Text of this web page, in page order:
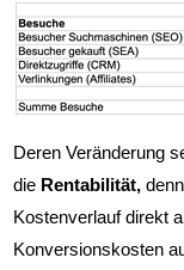
Deren Veränderung
die Rentabilität,
Kostenverlauf direkt
Konversionskosten